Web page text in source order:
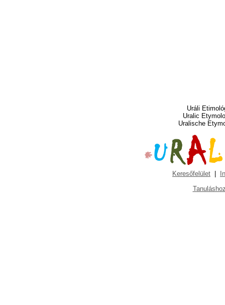
Uráli
Uralic
Uralische
Keresőfelület